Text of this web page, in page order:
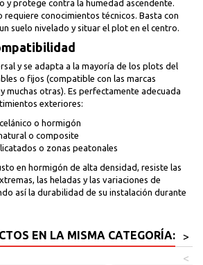
y protege contra la humedad ascendente.
requiere conocimientos técnicos. Basta con
suelo nivelado y situar el plot en el centro.
y se adapta a la mayoría de los plots del
o fijos (compatible con las marcas
muchas otras). Es perfectamente adecuada
exteriores:
o hormigón
o composite
o zonas peatonales
en hormigón de alta densidad, resiste las
las heladas y las variaciones de
así la durabilidad de su instalación durante
EN LA MISMA CATEGORÍA:
>
<